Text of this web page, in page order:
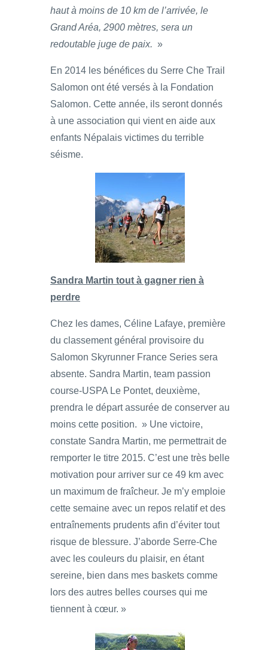
haut à moins de 10 km de l’arrivée, le
Grand Aréa, 2900 mètres, sera un
redoutable juge de paix. »
En 2014 les bénéfices du Serre Che Trail
Salomon ont été versés à la Fondation
Salomon. Cette année, ils seront donnés
à une association qui vient en aide aux
enfants Népalais victimes du terrible
séisme.
Sandra Martin tout à gagner rien à
perdre
Chez les dames, Céline Lafaye, première
du classement général provisoire du
Salomon Skyrunner France Series sera
absente. Sandra Martin, team passion
course-USPA Le Pontet, deuxième,
prendra le départ assurée de conserver au
moins cette position. » Une victoire,
constate Sandra Martin, me permettrait de
remporter le titre 2015. C’est une très belle
motivation pour arriver sur ce 49 km avec
un maximum de fraîcheur. Je m’y emploie
cette semaine avec un repos relatif et des
entraînements prudents afin d’éviter tout
risque de blessure. J’aborde Serre-Che
avec les couleurs du plaisir, en étant
sereine, bien dans mes baskets comme
lors des autres belles courses qui me
tiennent à cœur. »